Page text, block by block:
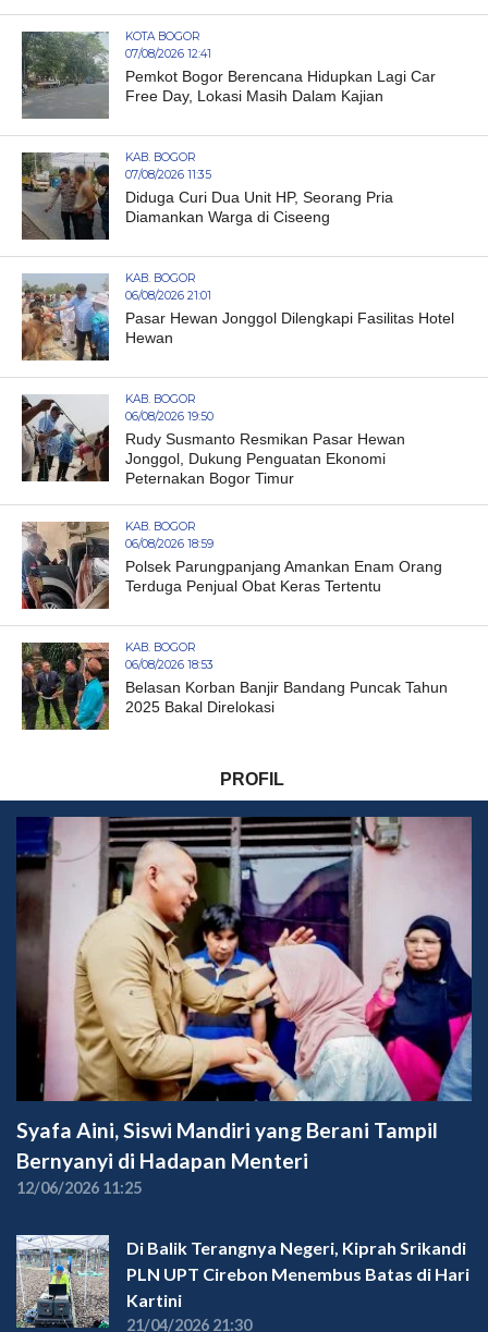
KOTA BOGOR
07/08/2026 12:41
Pemkot Bogor Berencana Hidupkan Lagi Car
Free Day, Lokasi Masih Dalam Kajian
KAB. BOGOR
07/08/2026 11:35
Diduga Curi Dua Unit HP, Seorang Pria
Diamankan Warga di Ciseeng
KAB. BOGOR
06/08/2026 21:01
Pasar Hewan Jonggol Dilengkapi Fasilitas Hotel
Hewan
KAB. BOGOR
06/08/2026 19:50
Rudy Susmanto Resmikan Pasar Hewan
Jonggol, Dukung Penguatan Ekonomi
Peternakan Bogor Timur
KAB. BOGOR
06/08/2026 18:59
Polsek Parungpanjang Amankan Enam Orang
Terduga Penjual Obat Keras Tertentu
KAB. BOGOR
06/08/2026 18:53
Belasan Korban Banjir Bandang Puncak Tahun
2025 Bakal Direlokasi
PROFIL
Syafa Aini, Siswi Mandiri yang Berani Tampil
Bernyanyi di Hadapan Menteri
12/06/2026 11:25
Di Balik Terangnya Negeri, Kiprah Srikandi
PLN UPT Cirebon Menembus Batas di Hari
Kartini
21/04/2026 21:30